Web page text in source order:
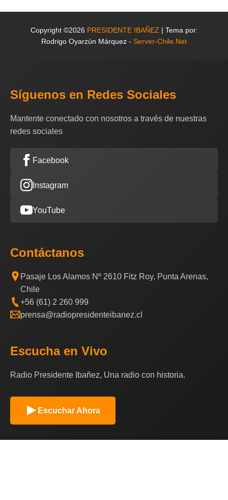
Copyright ©2026 PRESIDENTE IBAÑEZ | Tema por:
Rodrigo Oyarzún Márquez - Server-Chile.Net
Síguenos en Redes Sociales
Mantente conectado con nosotros a través de nuestras
redes sociales
Facebook
Instagram
YouTube
Contáctanos
Pasaje Los Alamos Nº 2610 Fitz Roy, Punta Arenas,
Chile
+56 (61) 2 260 999
prensa@radiopresidenteibanez.cl
Escucha en Vivo
Radio Presidente Ibañez, Una radio con historia.
Escuchar Ahora